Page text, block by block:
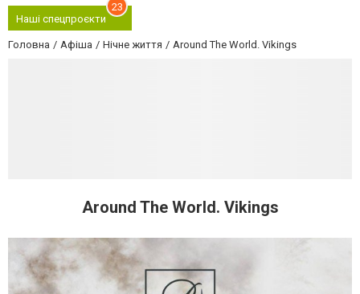
Наші спецпроєкти
23
Головна Афіша Нічне життя Around The World. Vikings
Around The World. Vikings